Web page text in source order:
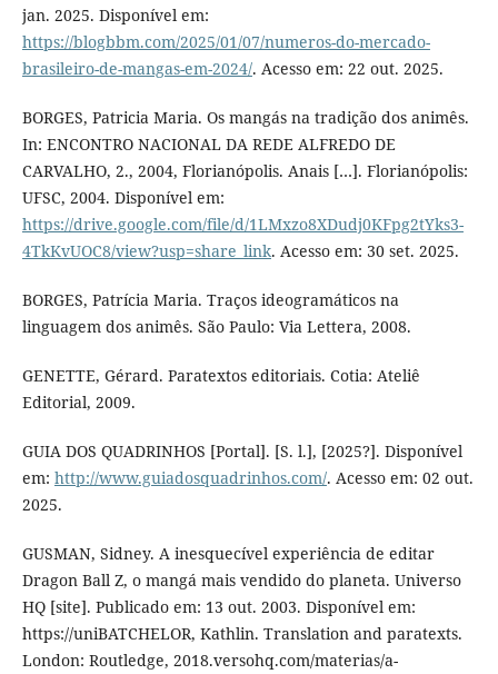
jan. 2025. Disponível em:
https://blogbbm.com/2025/01/07/numeros-do-mercado-
brasileiro-de-mangas-em-2024/. Acesso em: 22 out. 2025.
BORGES, Patricia Maria. Os mangás na tradição dos animês.
In: ENCONTRO NACIONAL DA REDE ALFREDO DE
CARVALHO, 2., 2004, Florianópolis. Anais […]. Florianópolis:
UFSC, 2004. Disponível em:
https://drive.google.com/file/d/1LMxzo8XDudj0KFpg2tYks3-
4TkKvUOC8/view?usp=share_link. Acesso em: 30 set. 2025.
BORGES, Patrícia Maria. Traços ideogramáticos na
linguagem dos animês. São Paulo: Via Lettera, 2008.
GENETTE, Gérard. Paratextos editoriais. Cotia: Ateliê
Editorial, 2009.
GUIA DOS QUADRINHOS [Portal]. [S. l.], [2025?]. Disponível
em: http://www.guiadosquadrinhos.com/. Acesso em: 02 out.
2025.
GUSMAN, Sidney. A inesquecível experiência de editar
Dragon Ball Z, o mangá mais vendido do planeta. Universo
HQ [site]. Publicado em: 13 out. 2003. Disponível em:
https://uniBATCHELOR, Kathlin. Translation and paratexts.
London: Routledge, 2018.versohq.com/materias/a-